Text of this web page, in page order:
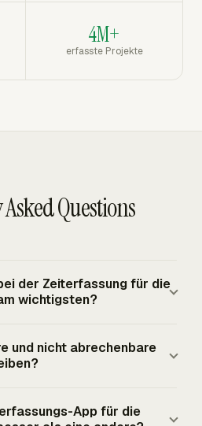
4M+
erfasste Projekte
Questions
der Zeiterfassung für die
wichtigsten?
Aufgabe oder
Datum, die Dauer und den
Mitarbeiterstunden-,
und nicht abrechenbare
während nicht
App für die